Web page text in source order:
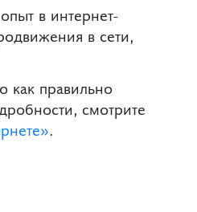
в интернет-
в сети,
как правильно
смотрите
.